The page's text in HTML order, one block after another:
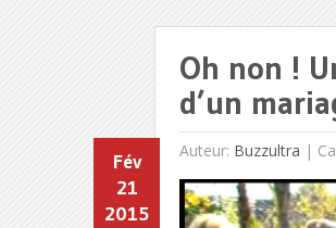
Oh non !
d’un
Auteur: Buzzultra |
Fév
21
2015